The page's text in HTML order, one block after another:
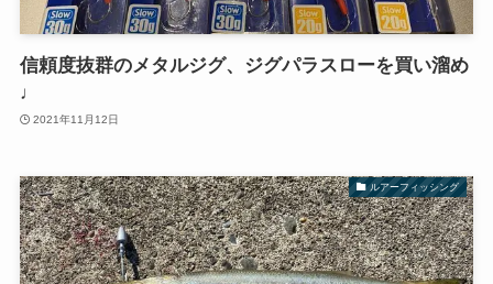
信頼度抜群のメタルジグ、ジグパラスローを買い溜め
♩
2021年11月12日
ルアーフィッシング